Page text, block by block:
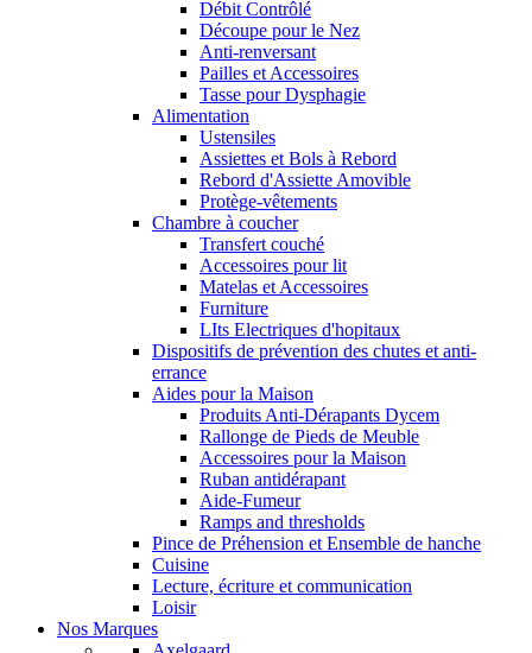
Débit Contrôlé
Découpe pour le Nez
Anti-renversant
Pailles et Accessoires
Tasse pour Dysphagie
Alimentation
Ustensiles
Assiettes et Bols à Rebord
Rebord d'Assiette Amovible
Protège-vêtements
Chambre à coucher
Transfert couché
Accessoires pour lit
Matelas et Accessoires
Furniture
LIts Electriques d'hopitaux
Dispositifs de prévention des chutes et anti-
errance
Aides pour la Maison
Produits Anti-Dérapants Dycem
Rallonge de Pieds de Meuble
Accessoires pour la Maison
Ruban antidérapant
Aide-Fumeur
Ramps and thresholds
Pince de Préhension et Ensemble de hanche
Cuisine
Lecture, écriture et communication
Loisir
Nos Marques